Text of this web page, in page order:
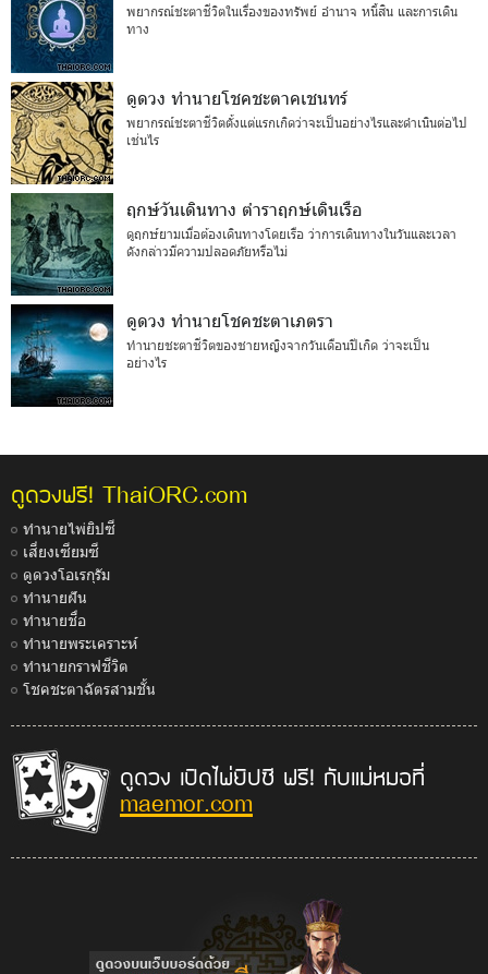
พยากรณ์ชะตาชีวิตในเรื่องของทรัพย์ อำนาจ หนี้สิน และการเดิน
ทาง
ดูดวง ทำนายโชคชะตาคเชนทร์
พยากรณ์ชะตาชีวิตตั้งแต่แรกเกิดว่าจะเป็นอย่างไรและดำเนินต่อไป
เช่นไร
ฤกษ์วันเดินทาง ตำราฤกษ์เดินเรือ
ดูฤกษ์ยามเมื่อต้องเดินทางโดยเรือ ว่าการเดินทางในวันและเวลา
ดังกล่าวมีความปลอดภัยหรือไม่
ดูดวง ทำนายโชคชะตาเภตรา
ทำนายชะตาชีวิตของชายหญิงจากวันเดือนปีเกิด ว่าจะเป็น
อย่างไร
ดูดวงฟรี! ThaiORC.com
ทำนายไพ่ยิปซี
เสี่ยงเซียมซี
ดูดวงโอเรกุรัม
ทำนายฝัน
ทำนายชื่อ
ทำนายพระเคราะห์
ทำนายกราฟชีวิต
โชคชะตาฉัตรสามชั้น
ดูดวง เปิดไพ่ยิปซี ฟรี! กับแม่หมอที่
maemor.com